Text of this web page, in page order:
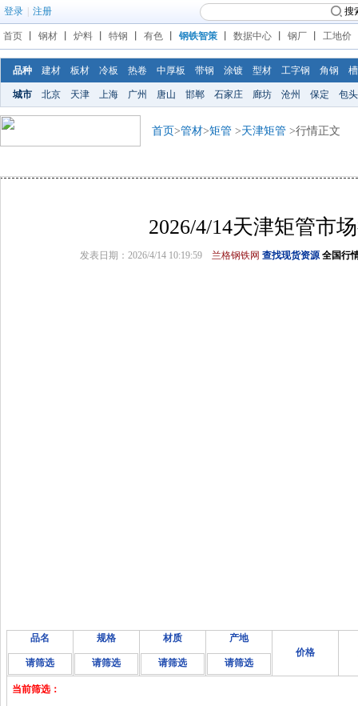
登录 注册 搜
首页 钢材 炉料 特钢 有色 钢铁智策 数据中心 钢厂 工地价
品种 建材 板材 冷板 热卷 中厚板 带钢 涂镀 型材 工字钢 角钢
城市 北京 天津 上海 广州 唐山 邯郸 石家庄 廊坊 沧州 保定 包头
首页>管材>矩管 >天津矩管 >行情正文
2026/4/14天津矩管市
发表日期：2026/4/14 10:19:59 兰格钢铁网 查找现货资源 全国行
品名
请筛选
规格
请筛选
材质
请筛选
产地
请筛选
价格
当前筛选：